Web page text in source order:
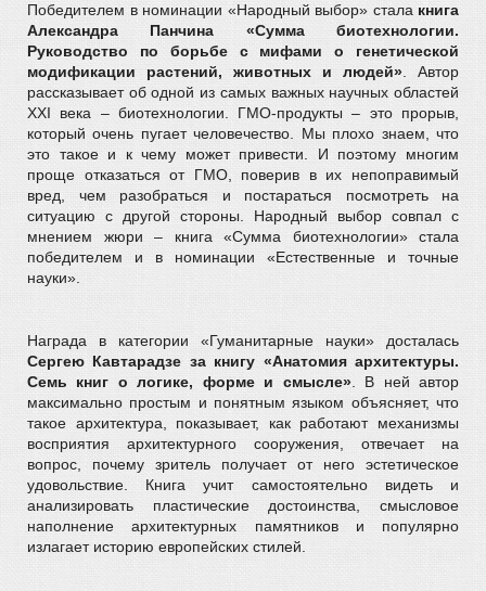
Победителем в номинации «Народный выбор» стала книга
Александра Панчина «Сумма биотехнологии.
Руководство по борьбе с мифами о генетической
модификации растений, животных и людей». Автор
рассказывает об одной из самых важных научных областей
XXI века – биотехнологии. ГМО-продукты – это прорыв,
который очень пугает человечество. Мы плохо знаем, что
это такое и к чему может привести. И поэтому многим
проще отказаться от ГМО, поверив в их непоправимый
вред, чем разобраться и постараться посмотреть на
ситуацию с другой стороны. Народный выбор совпал с
мнением жюри – книга «Сумма биотехнологии» стала
победителем и в номинации «Естественные и точные
науки».
Награда в категории «Гуманитарные науки» досталась
Сергею Кавтарадзе за книгу «Анатомия архитектуры.
Семь книг о логике, форме и смысле». В ней автор
максимально простым и понятным языком объясняет, что
такое архитектура, показывает, как работают механизмы
восприятия архитектурного сооружения, отвечает на
вопрос, почему зритель получает от него эстетическое
удовольствие. Книга учит самостоятельно видеть и
анализировать пластические достоинства, смысловое
наполнение архитектурных памятников и популярно
излагает историю европейских стилей.